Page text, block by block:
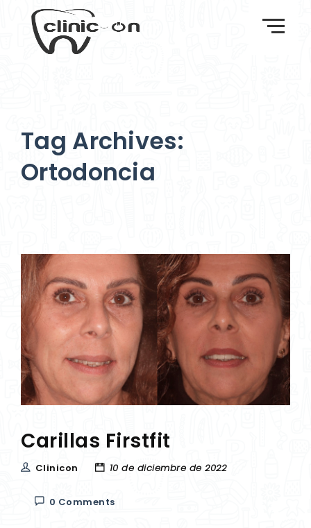
Tag Archives:
Ortodoncia
Carillas Firstfit
Clinicon 10 de diciembre de 2022
0 Comments